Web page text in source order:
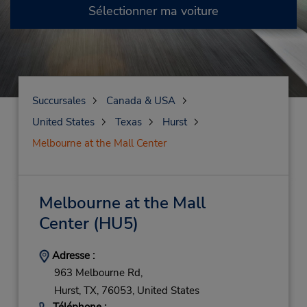
Sélectionner ma voiture
Succursales
Canada & USA
United States
Texas
Hurst
Melbourne at the Mall Center
Melbourne at the Mall
Center(HU5)
Adresse :
963 Melbourne Rd,
Hurst, TX, 76053, United States